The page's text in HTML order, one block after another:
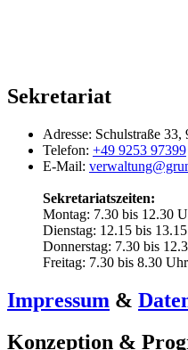
Sekretariat
Adresse: Schulstraße 33,
Telefon: +49 9253 97399
E-Mail:
Sekretariatszeiten:
Montag: 7.30 bis 12.30
Dienstag: 12.15 bis
Donnerstag: 7.30 bis
Freitag: 7.30 bis 8.30 Uhr
Impressum &
Konzeption &